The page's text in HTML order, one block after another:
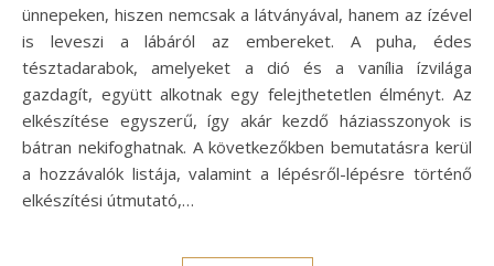
ünnepeken, hiszen nemcsak a látványával, hanem az ízével
is leveszi a lábáról az embereket. A puha, édes
tésztadarabok, amelyeket a dió és a vanília ízvilága
gazdagít, együtt alkotnak egy felejthetetlen élményt. Az
elkészítése egyszerű, így akár kezdő háziasszonyok is
bátran nekifoghatnak. A következőkben bemutatásra kerül
a hozzávalók listája, valamint a lépésről-lépésre történő
elkészítési útmutató,…